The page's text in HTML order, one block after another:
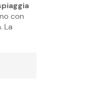
con
La